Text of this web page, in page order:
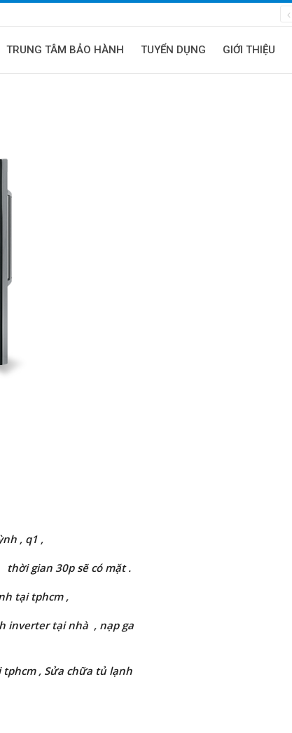
TRUNG TÂM BẢO HÀNH TUYỂN DỤNG GIỚI THIỆU
, q1 ,
gian 30p sẽ có mặt .
tại tphcm ,
invertertại nhà , nạp ga
, Sửa chữa tủ lạnh